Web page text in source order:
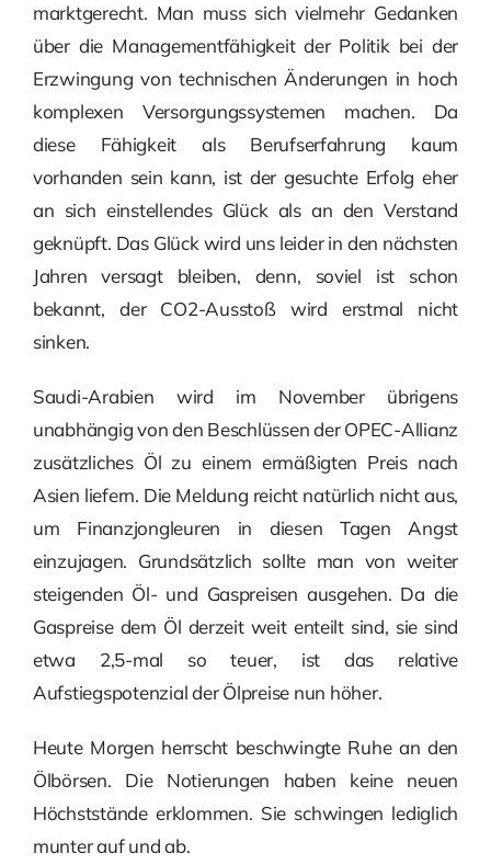
marktgerecht. Man muss sich vielmehr Gedanken
über die Managementfähigkeit der Politik bei der
Erzwingung von technischen Änderungen in hoch
komplexen Versorgungssystemen machen. Da
diese Fähigkeit als Berufserfahrung kaum
vorhanden sein kann, ist der gesuchte Erfolg eher
an sich einstellendes Glück als an den Verstand
geknüpft. Das Glück wird uns leider in den nächsten
Jahren versagt bleiben, denn, soviel ist schon
bekannt, der CO2-Ausstoß wird erstmal nicht
sinken.
Saudi-Arabien wird im November übrigens
unabhängig von den Beschlüssen der OPEC-Allianz
zusätzliches Öl zu einem ermäßigten Preis nach
Asien liefern. Die Meldung reicht natürlich nicht aus,
um Finanzjongleuren in diesen Tagen Angst
einzujagen. Grundsätzlich sollte man von weiter
steigenden Öl- und Gaspreisen ausgehen. Da die
Gaspreise dem Öl derzeit weit enteilt sind, sie sind
etwa 2,5-mal so teuer, ist das relative
Aufstiegspotenzial der Ölpreise nun höher.
Heute Morgen herrscht beschwingte Ruhe an den
Ölbörsen. Die Notierungen haben keine neuen
Höchststände erklommen. Sie schwingen lediglich
munter auf und ab.